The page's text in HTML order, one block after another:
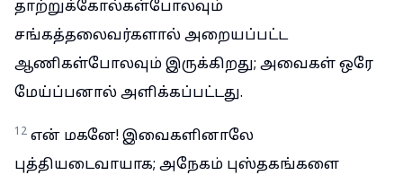
தாற்றுக்கோல்கள்போலவும்
சங்கத்தலைவர்களால் அறையப்பட்ட
ஆணிகள்போலவும் இருக்கிறது; அவைகள் ஒரே
மேய்ப்பனால் அளிக்கப்பட்டது.
12 என் மகனே! இவைகளினாலே
புத்தியடைவாயாக; அநேகம் புஸ்தகங்களை